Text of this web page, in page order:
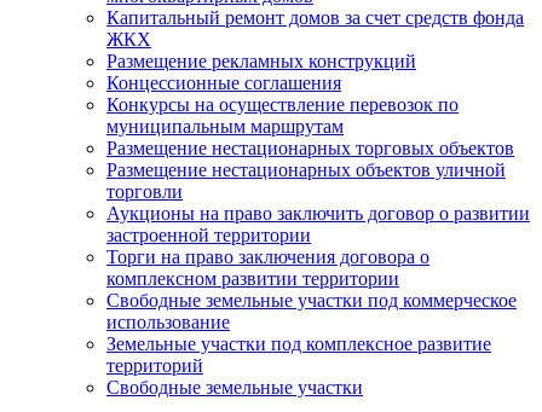
Капитальный ремонт домов за счет средств фонда
ЖКХ
Размещение рекламных конструкций
Концессионные соглашения
Конкурсы на осуществление перевозок по
муниципальным маршрутам
Размещение нестационарных торговых объектов
Размещение нестационарных объектов уличной
торговли
Аукционы на право заключить договор о развитии
застроенной территории
Торги на право заключения договора о
комплексном развитии территории
Свободные земельные участки под коммерческое
использование
Земельные участки под комплексное развитие
территорий
Свободные земельные участки